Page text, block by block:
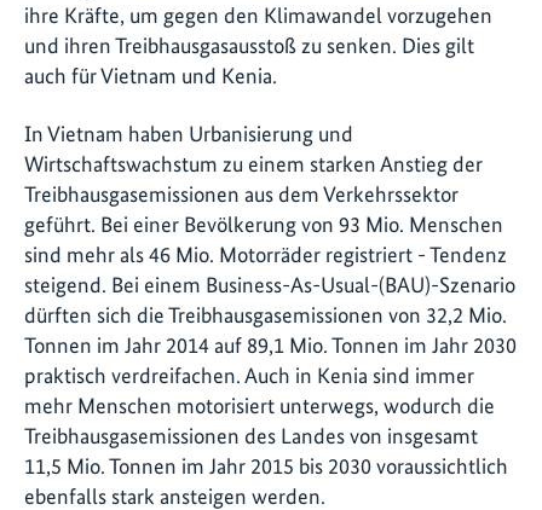
ihre Kräfte, um gegen den Klimawandel vorzugehen
und ihren Treibhausgasausstoß zu senken. Dies gilt
auch für Vietnam und Kenia.
In Vietnam haben Urbanisierung und
Wirtschaftswachstum zu einem starken Anstieg der
Treibhausgasemissionen aus dem Verkehrssektor
geführt. Bei einer Bevölkerung von 93 Mio. Menschen
sind mehr als 46 Mio. Motorräder registriert - Tendenz
steigend. Bei einem Business-As-Usual-(BAU)-Szenario
dürften sich die Treibhausgasemissionen von 32,2 Mio.
Tonnen im Jahr 2014 auf 89,1 Mio. Tonnen im Jahr 2030
praktisch verdreifachen. Auch in Kenia sind immer
mehr Menschen motorisiert unterwegs, wodurch die
Treibhausgasemissionen des Landes von insgesamt
11,5 Mio. Tonnen im Jahr 2015 bis 2030 voraussichtlich
ebenfalls stark ansteigen werden.